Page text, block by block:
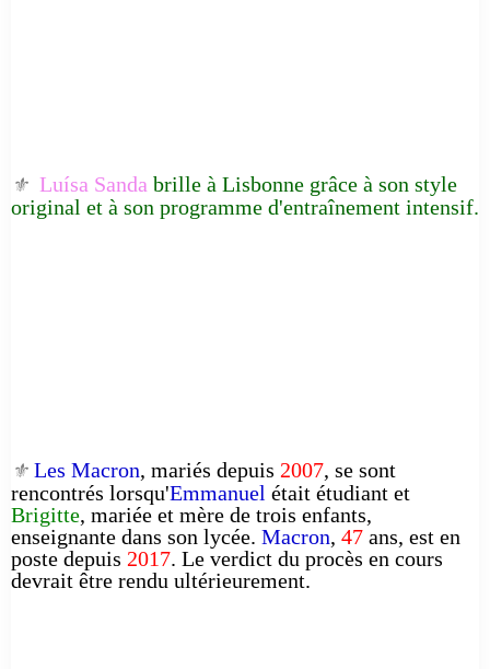
⚜️ Luísa Sanda brille à Lisbonne grâce à son style
original et à son programme d'entraînement intensif.
⚜️ Les Macron, mariés depuis 2007, se sont
rencontrés lorsqu'Emmanuel était étudiant et
Brigitte, mariée et mère de trois enfants,
enseignante dans son lycée. Macron, 47 ans, est en
poste depuis 2017. Le verdict du procès en cours
devrait être rendu ultérieurement.